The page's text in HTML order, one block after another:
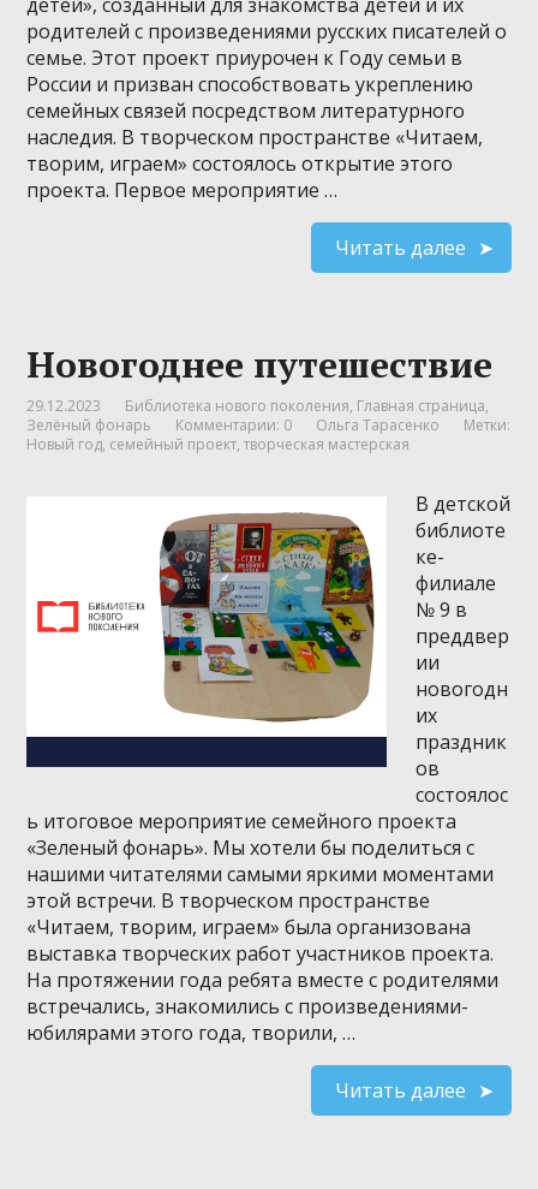
родителей с произведениями русских писателей о
семье. Этот проект приурочен к Году семьи в
России и призван способствовать укреплению
семейных связей посредством литературного
наследия. В творческом пространстве «Читаем,
творим, играем» состоялось открытие этого
проекта. Первое мероприятие …
Читать далее
Новогоднее путешествие
29.12.2023 Библиотека нового поколения, Главная страница,
Зелёный фонарь
Комментарии: 0 Ольга Тарасенко
Метки:
Новый год, семейный проект,творческая мастерская
В детской
библиоте
ке-
филиале
№ 9 в
преддвер
ии
новогодн
их
праздник
ов
состоялос
ь итоговое мероприятие семейного проекта
«Зеленый фонарь». Мы хотели бы поделиться с
нашими читателями самыми яркими моментами
этой встречи. ⁣В творческом пространстве
«Читаем, творим, играем» была организована
выставка творческих работ участников проекта.
На протяжении года ребята вместе с родителями
встречались, знакомились с произведениями-
юбилярами этого года, творили, …
Читать далее